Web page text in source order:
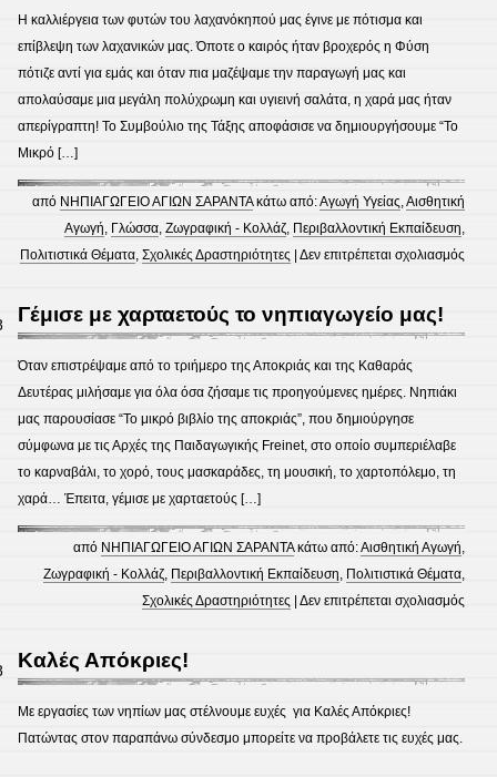
Η καλλιέργεια των φυτών του λαχανόκηπού μας έγινε με πότισμα και
επίβλεψη των λαχανικών μας. Όποτε ο καιρός ήταν βροχερός η Φύση
πότιζε αντί για εμάς και όταν πια μαζέψαμε την παραγωγή μας και
απολαύσαμε μια μεγάλη πολύχρωμη και υγιεινή σαλάτα, η χαρά μας ήταν
απερίγραπτη! Το Συμβούλιο της Τάξης αποφάσισε να δημιουργήσουμε “Το
Μικρό […]
από ΝΗΠΙΑΓΩΓΕΙΟ ΑΓΙΩΝ ΣΑΡΑΝΤΑκάτω από:Αγωγή Υγείας,Αισθητική
Αγωγή, Γλώσσα,Ζωγραφική - Κολλάζ, Περιβαλλοντική Εκπαίδευση,
Πολιτιστικά Θέματα,Σχολικές Δραστηριότητες |Δεν επιτρέπεται σχολιασμός
μας
Γέμισε με χαρταετούς το νηπιαγωγείο μας!
Όταν επιστρέψαμε από το τριήμερο της Αποκριάς και της Καθαράς
Δευτέρας μιλήσαμε για όλα όσα ζήσαμε τις προηγούμενες ημέρες. Νηπιάκι
μας παρουσίασε “Το μικρό βιβλίο της αποκριάς”, που δημιούργησε
σύμφωνα με τις Αρχές της Παιδαγωγικής Freinet, στο οποίο συμπεριέλαβε
το καρναβάλι, το χορό, τους μασκαράδες, τη μουσική, το χαρτοπόλεμο, τη
χαρά… Έπειτα, γέμισε με χαρταετούς […]
από ΝΗΠΙΑΓΩΓΕΙΟ ΑΓΙΩΝ ΣΑΡΑΝΤΑκάτω από:Αισθητική Αγωγή,
Ζωγραφική - Κολλάζ, Περιβαλλοντική Εκπαίδευση, Πολιτιστικά Θέματα,
Σχολικές Δραστηριότητες |Δεν επιτρέπεται σχολιασμός
Καλές Απόκριες!
Με εργασίες των νηπίων μας στέλνουμε ευχές για Καλές Απόκριες!
Πατώντας στον παραπάνω σύνδεσμο μπορείτε να προβάλετε τις ευχές μας.